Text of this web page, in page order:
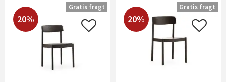
20%
Gratis fragt
20%
Gratis fragt